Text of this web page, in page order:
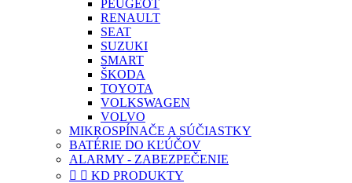
PEUGEOT
RENAULT
SEAT
SUZUKI
SMART
ŠKODA
TOYOTA
VOLKSWAGEN
VOLVO
MIKROSPÍNAČE A SÚČIASTKY
BATÉRIE DO KĽÚČOV
ALARMY - ZABEZPEČENIE
  KD PRODUKTY